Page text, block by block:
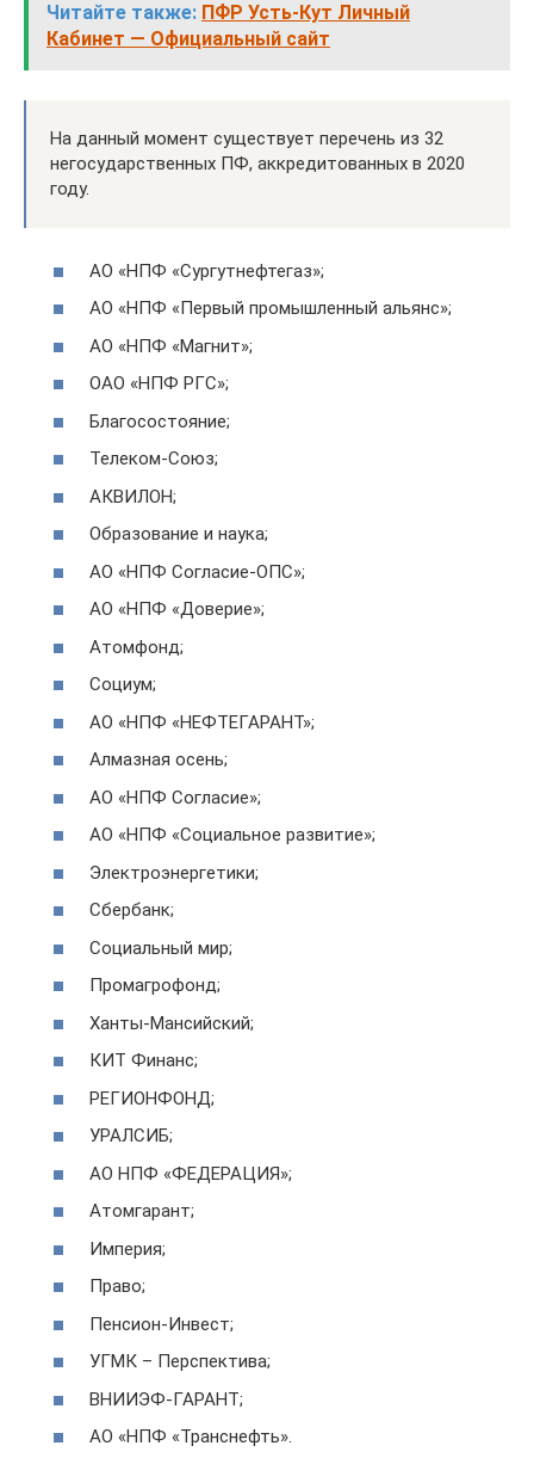
Читайте также: ПФР Усть-Кут Личный
Кабинет — Официальный сайт
На данный момент существует перечень из 32
негосударственных ПФ, аккредитованных в 2020
году.
АО «НПФ «Сургутнефтегаз»;
АО «НПФ «Первый промышленный альянс»;
АО «НПФ «Магнит»;
ОАО «НПФ РГС»;
Благосостояние;
Телеком-Союз;
АКВИЛОН;
Образование и наука;
АО «НПФ Согласие-ОПС»;
АО «НПФ «Доверие»;
Атомфонд;
Социум;
АО «НПФ «НЕФТЕГАРАНТ»;
Алмазная осень;
АО «НПФ Согласие»;
АО «НПФ «Социальное развитие»;
Электроэнергетики;
Сбербанк;
Социальный мир;
Промагрофонд;
Ханты-Мансийский;
КИТ Финанс;
РЕГИОНФОНД;
УРАЛСИБ;
АО НПФ «ФЕДЕРАЦИЯ»;
Атомгарант;
Империя;
Право;
Пенсион-Инвест;
УГМК – Перспектива;
ВНИИЭФ-ГАРАНТ;
АО «НПФ «Транснефть».